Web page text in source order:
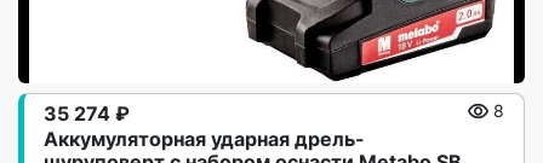
Аккумуляторная ударная дрель-
35 274 ₽ 8